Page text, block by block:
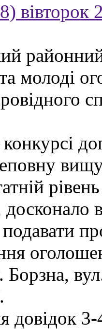
вівторок
та молоді
вищу
досконало
довідок